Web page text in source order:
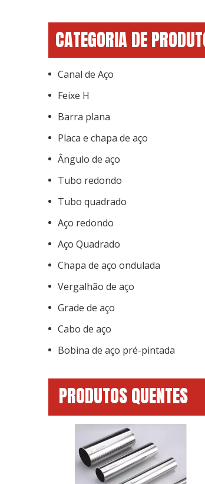
CATEGORIA DE
Canal de Aço
Feixe H
Barra plana
Placa e chapa de aço
Ângulo de aço
Tubo redondo
Tubo quadrado
Aço redondo
Aço Quadrado
Chapa de aço ondulada
Vergalhão de aço
Grade de aço
Cabo de aço
Bobina de aço pré-pintada
PRODUTOS QUENTES